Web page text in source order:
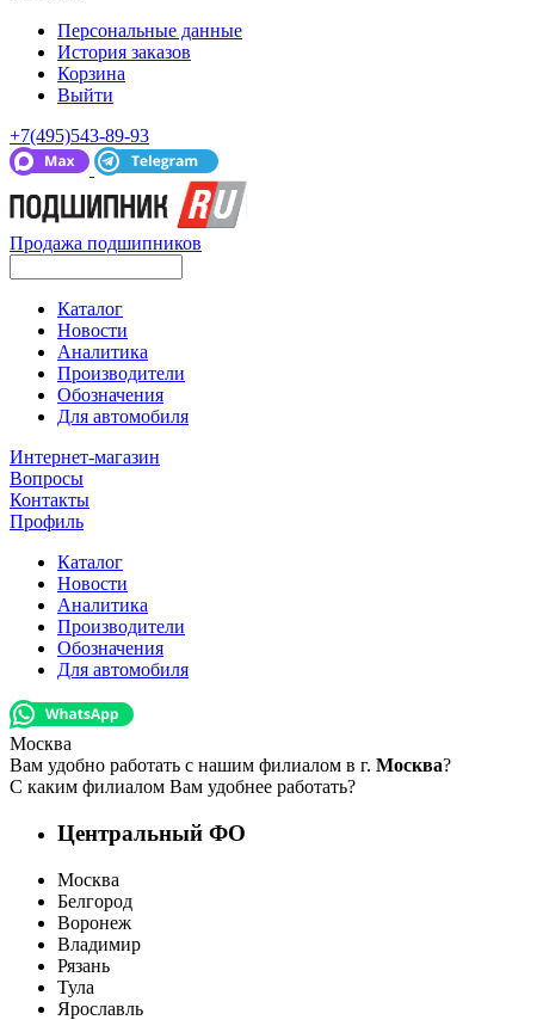
Персональные данные
История заказов
Корзина
Выйти
+7(495)543-89-93
Продажа подшипников
Каталог
Новости
Аналитика
Производители
Обозначения
Для автомобиля
Интернет-магазин
Вопросы
Контакты
Профиль
Каталог
Новости
Аналитика
Производители
Обозначения
Для автомобиля
Москва
Вам удобно работать с нашим филиалом в г. Москва?
С каким филиалом Вам удобнее работать?
Центральный ФО
Москва
Белгород
Воронеж
Владимир
Рязань
Тула
Ярославль